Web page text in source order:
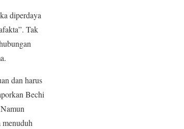
diperdaya
Tak
dan harus
Bechi